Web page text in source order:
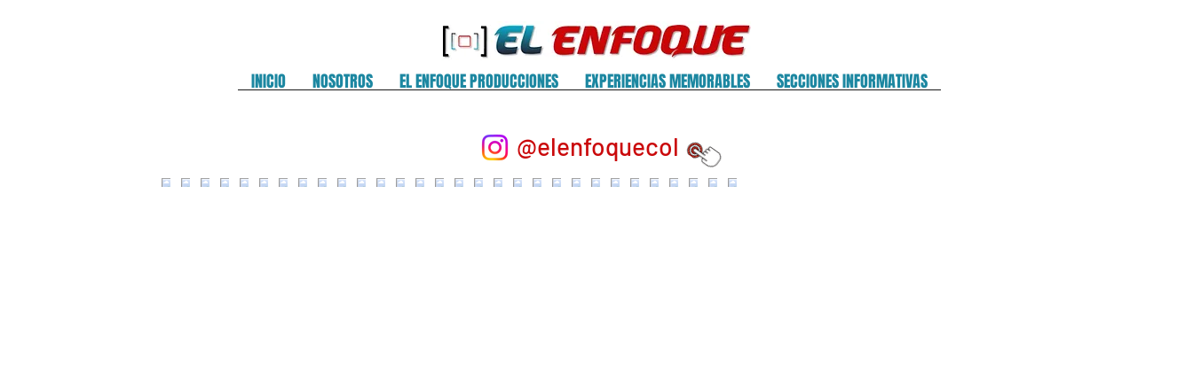
INICIO NOSOTROS EL ENFOQUE PRODUCCIONES EXPERIENCIAS MEMORABLES SECCIONES INFORMATIVAS
@elenfoquecol